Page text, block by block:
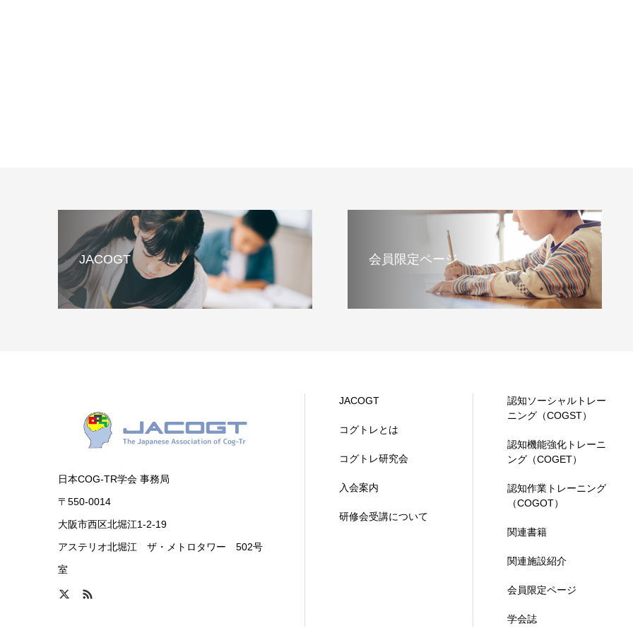
JACOGT 会員限定ページ
日本COG-TR学会 事務局
〒550-0014
大阪市西区北堀江1-2-19
アステリオ北堀江 ザ・メトロタワー 502号
室
JACOGT
コグトレとは
コグトレ研究会
入会案内
研修会受講について
認知ソーシャルトレー
ニング（COGST）
認知機能強化トレーニ
ング（COGET）
認知作業トレーニング
（COGOT）
関連書籍
関連施設紹介
会員限定ページ
学会誌